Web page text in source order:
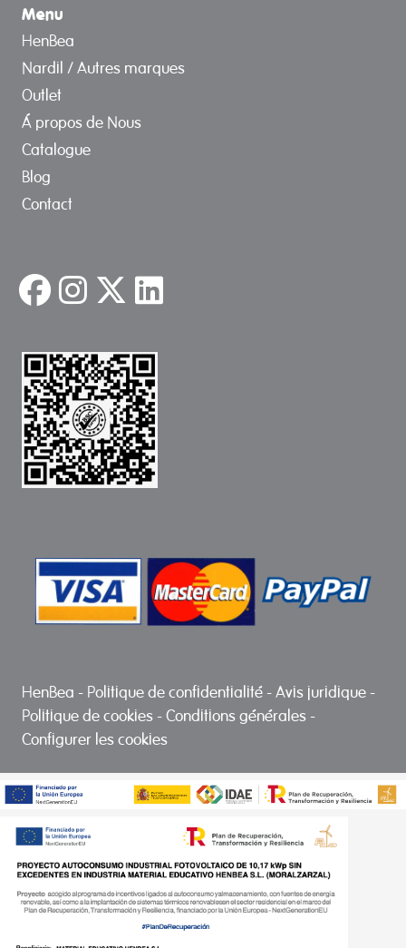
Menu
HenBea
Nardil / Autres marques
Outlet
Á propos de Nous
Catalogue
Blog
Contact
HenBea - Politique de confidentialité -Avis juridique -
Politique de cookies -Conditions générales -
Configurer les cookies